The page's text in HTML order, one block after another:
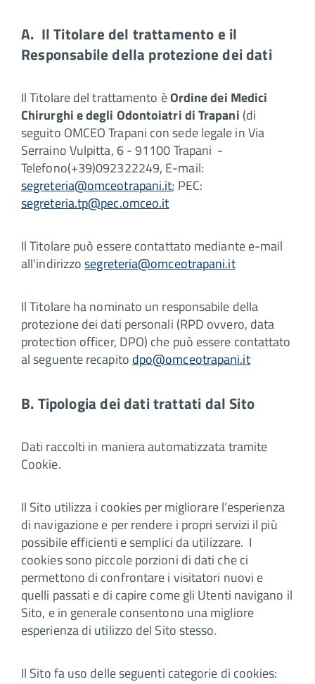
A. Il Titolare del trattamento e il
Responsabile della protezione dei dati
Il Titolare del trattamento èOrdine dei Medici
Chirurghi e degli Odontoiatri di Trapani (di
seguito OMCEO Trapani con sede legale in Via
Serraino Vulpitta, 6 - 91100 Trapani -
Telefono(+39)092322249, E-mail:
segreteria@omceotrapani.it; PEC:
segreteria.tp@pec.omceo.it
Il Titolare può essere contattato mediante e-mail
all'indirizzosegreteria@omceotrapani.it
Il Titolare ha nominato un responsabile della
protezione dei dati personali (RPD ovvero, data
protection officer, DPO) che può essere contattato
al seguente recapito dpo@omceotrapani.it
B. Tipologia dei dati trattati dal Sito
Dati raccolti in maniera automatizzata tramite
Cookie.
Il Sito utilizza i cookies per migliorare l’esperienza
di navigazione e per rendere i propri servizi il più
possibile efficienti e semplici da utilizzare. I
cookies sono piccole porzioni di dati che ci
permettono di confrontare i visitatori nuovi e
quelli passati e di capire come gli Utenti navigano il
Sito, e in generale consentono una migliore
esperienza di utilizzo del Sito stesso.
Il Sito fa uso delle seguenti categorie di cookies: